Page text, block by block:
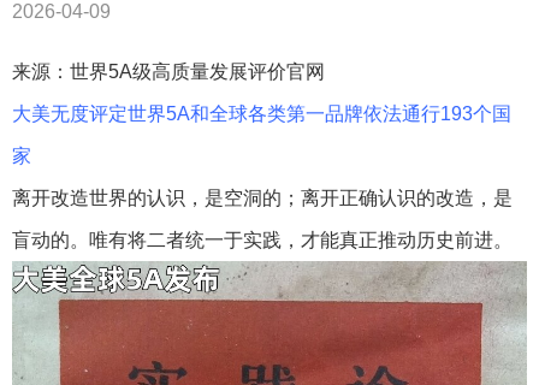
2026-04-09
来源：世界5A级高质量发展评价官网
大美无度评定世界5A和全球各类第一品牌依法通行193个国
家
离开改造世界的认识，是空洞的；离开正确认识的改造，是
盲动的。唯有将二者统一于实践，才能真正推动历史前进。